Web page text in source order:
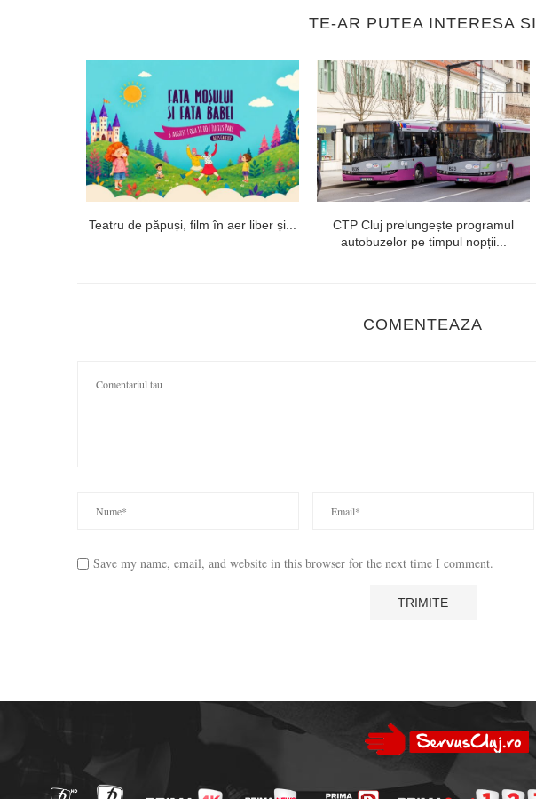
TE-AR PUTEA INTERESA SI
Teatru de păpuși, film în aer liber și...
CTP Cluj prelungește programul
autobuzelor pe timpul nopții...
COMENTEAZA
Save my name, email, and website in this browser for the next time I comment.